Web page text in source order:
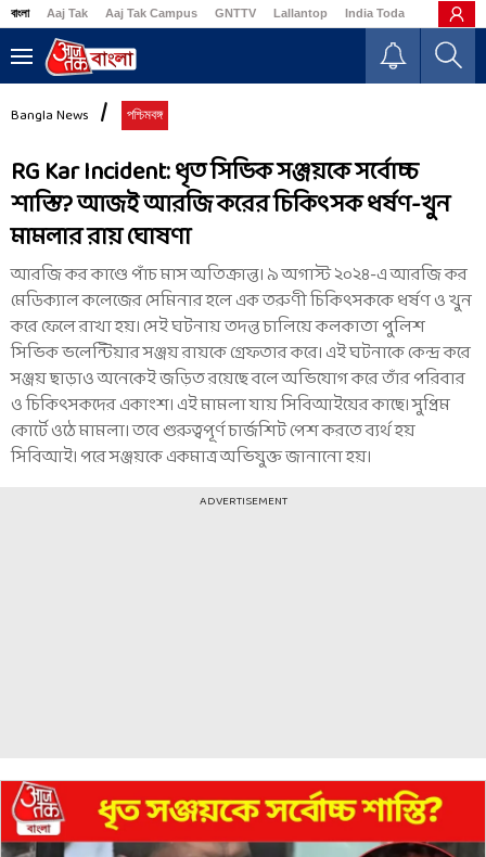
বাংলা Aaj Tak Aaj Tak Campus GNTTV Lallantop India Today Business
Bangla News পশ্চিমবঙ্গ
RG Kar Incident: ধৃত সিভিক সঞ্জয়কে সর্বোচ্চ
শাস্তি? আজই আরজি করের চিকিৎসক ধর্ষণ-খুন
মামলার রায় ঘোষণা
আরজি কর কাণ্ডে পাঁচ মাস অতিক্রান্ত। ৯ অগাস্ট ২০২৪-এ আরজি কর
মেডিক্যাল কলেজের সেমিনার হলে এক তরুণী চিকিৎসককে ধর্ষণ ও খুন
করে ফেলে রাখা হয়। সেই ঘটনায় তদন্ত চালিয়ে কলকাতা পুলিশ
সিভিক ভলেন্টিয়ার সঞ্জয় রায়কে গ্রেফতার করে। এই ঘটনাকে কেন্দ্র করে
সঞ্জয় ছাড়াও অনেকেই জড়িত রয়েছে বলে অভিযোগ করে তাঁর পরিবার
ও চিকিৎসকদের একাংশ। এই মামলা যায় সিবিআইয়ের কাছে। সুপ্রিম
কোর্টে ওঠে মামলা। তবে গুরুত্বপূর্ণ চার্জশিট পেশ করতে ব্যর্থ হয়
সিবিআই। পরে সঞ্জয়কে একমাত্র অভিযুক্ত জানানো হয়।
ADVERTISEMENT